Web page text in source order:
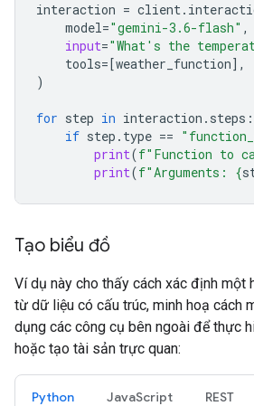
interaction = client.
model="gemini-3.6-flash" ,
input="What's the
tools=[weather_function],
)
for step in interaction . steps :
if step . type ==
print(f"Function to
print(f"Arguments: {
Tạo biểu đồ
Ví dụ này cho thấy cách xác định một
từ dữ liệu có cấu trúc, minh hoạ cách
dụng các công cụ bên ngoài để thực
hoặc tạo tài sản trực quan:
Python JavaScript REST